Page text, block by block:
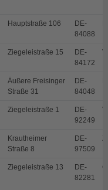
Hauptstraße 106
DE-
84088
Ziegeleistraße 15
DE-
84172
Äußere Freisinger
Straße 31
DE-
84048
Ziegeleistraße 1
DE-
92249
Krautheimer
Straße 8
DE-
97509
Ziegeleistraße 13
DE-
82281